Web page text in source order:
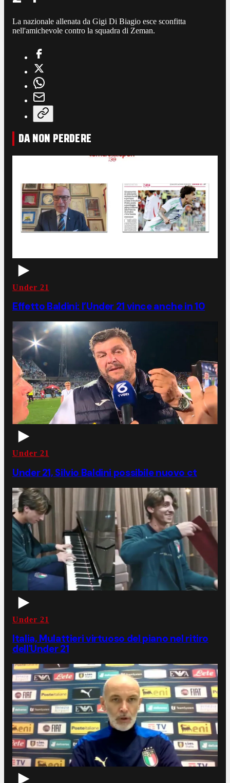
La nazionale allenata da Gigi Di Biagio esce sconfitta
nell'amichevole contro la squadra di Zeman.
DA NON PERDERE
Under 21
Effetto Baldini: l’Under 21 vince anche in 10
Under 21
Under 21, Silvio Baldini possibile nuovo ct
Under 21
Italia, Mulattieri virtuoso del piano nel ritiro
dell'Under 21